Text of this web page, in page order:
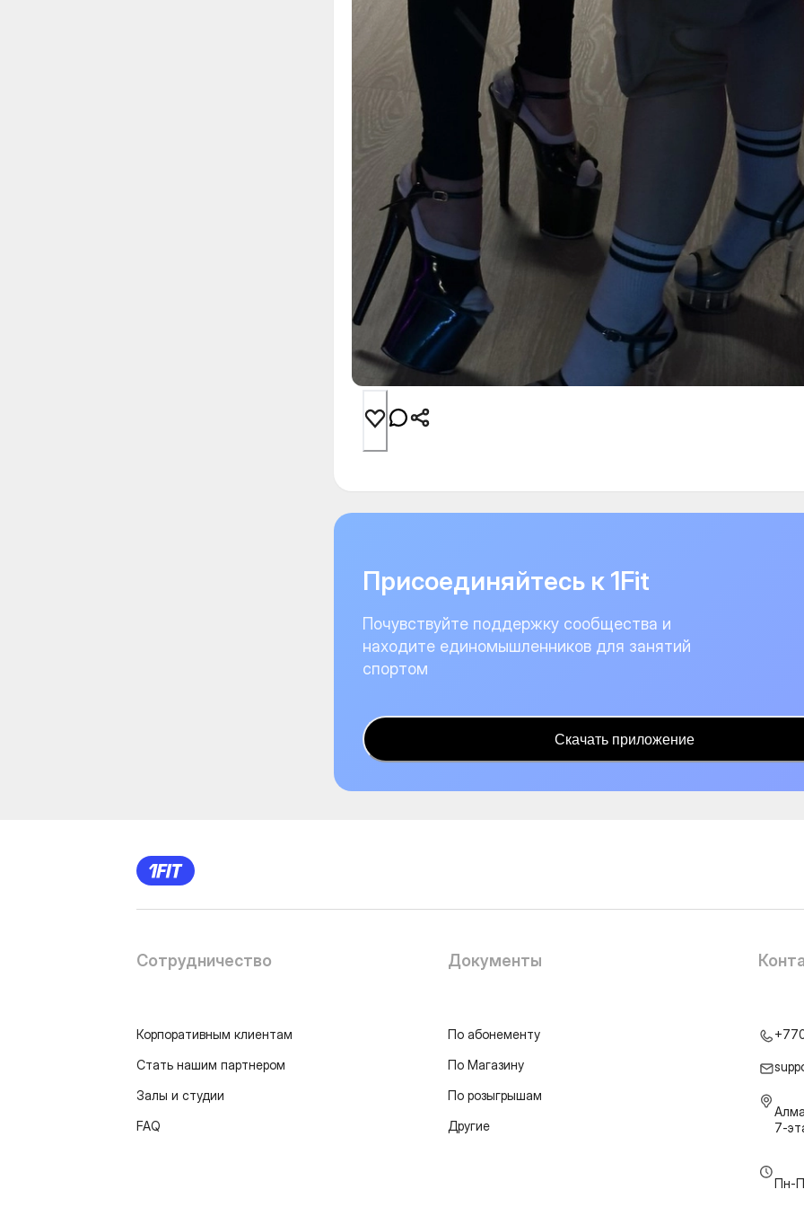
Присоединяйтесь к 1Fit
Почувствуйте поддержку сообщества и
находите единомышленников для занятий
спортом
Скачать приложение
Сотрудничество
Корпоративным клиентам
Стать нашим партнером
Залы и студии
FAQ
Документы
По абонементу
По Магазину
По розыгрышам
Другие
7-
Пн-